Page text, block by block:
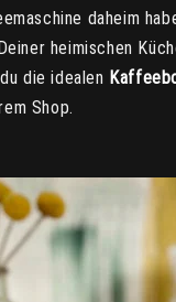
daheim
heimischen
die idealen
Shop.